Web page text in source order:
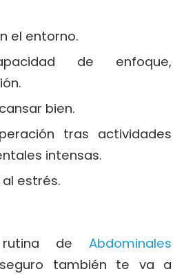
el entorno.
de enfoque,
bien.
tras actividades
intensas.
estrés.
rutina deAbdominales
también te va a